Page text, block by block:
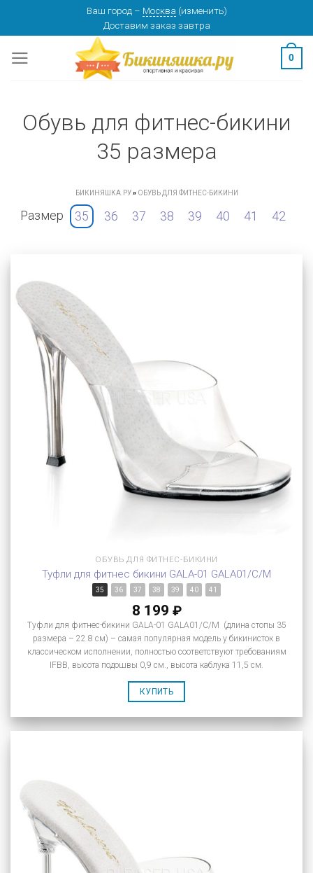
content
Ваш город – Москва (изменить)
Доставим заказ завтра
0
Обувь для фитнес-бикини
35 размера
БИКИНЯШКА.РУ» ОБУВЬ ДЛЯ ФИТНЕС-БИКИНИ
Размер 35 36 37 38 39 40 41 42
ОБУВЬ ДЛЯ ФИТНЕС-БИКИНИ
Туфли для фитнес бикини GALA-01 GALA01/C/M
35 36 37 38 39 40 41
8 199 ₽
Туфли для фитнес-бикини GALA-01 GALA01/C/M (длина стопы 35
размера – 22.8 см) – самая популярная модель у бикинисток в
классическом исполнении, полностью соответствуют требованиям
IFBB, высота подошвы 0,9 см., высота каблука 11,5 см.
КУПИТЬ